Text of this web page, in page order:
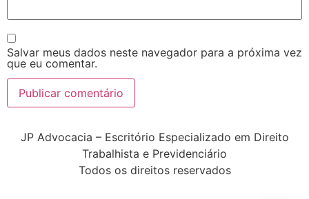
Salvar meus dados neste navegador para a próxima vez
que eu comentar.
JP Advocacia – Escritório Especializado em Direito
Trabalhista e Previdenciário
Todos os direitos reservados